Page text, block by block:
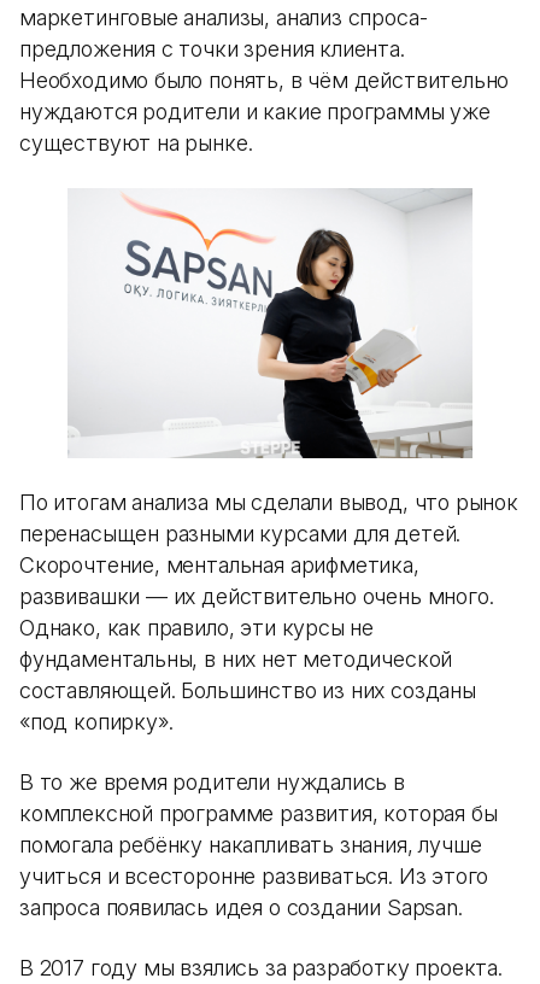
маркетинговые анализы, анализ спроса-
предложения с точки зрения клиента.
Необходимо было понять, в чём действительно
нуждаются родители и какие программы уже
существуют на рынке.
По итогам анализа мы сделали вывод, что рынок
перенасыщен разными курсами для детей.
Скорочтение, ментальная арифметика,
развивашки — их действительно очень много.
Однако, как правило, эти курсы не
фундаментальны, в них нет методической
составляющей. Большинство из них созданы
«под копирку».
В то же время родители нуждались в
комплексной программе развития, которая бы
помогала ребёнку накапливать знания, лучше
учиться и всесторонне развиваться. Из этого
запроса появилась идея о создании Sapsan.
В 2017 году мы взялись за разработку проекта.